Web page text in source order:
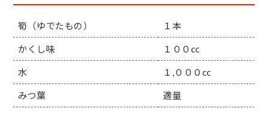
筍（ゆでたもの） １本
かくし味 １００㏄
水 １,０００㏄
みつ葉 適量